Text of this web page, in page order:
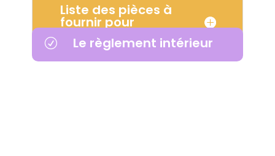
Liste des pièces à
fournir pour
l'inscription
R Le règlement intérieur